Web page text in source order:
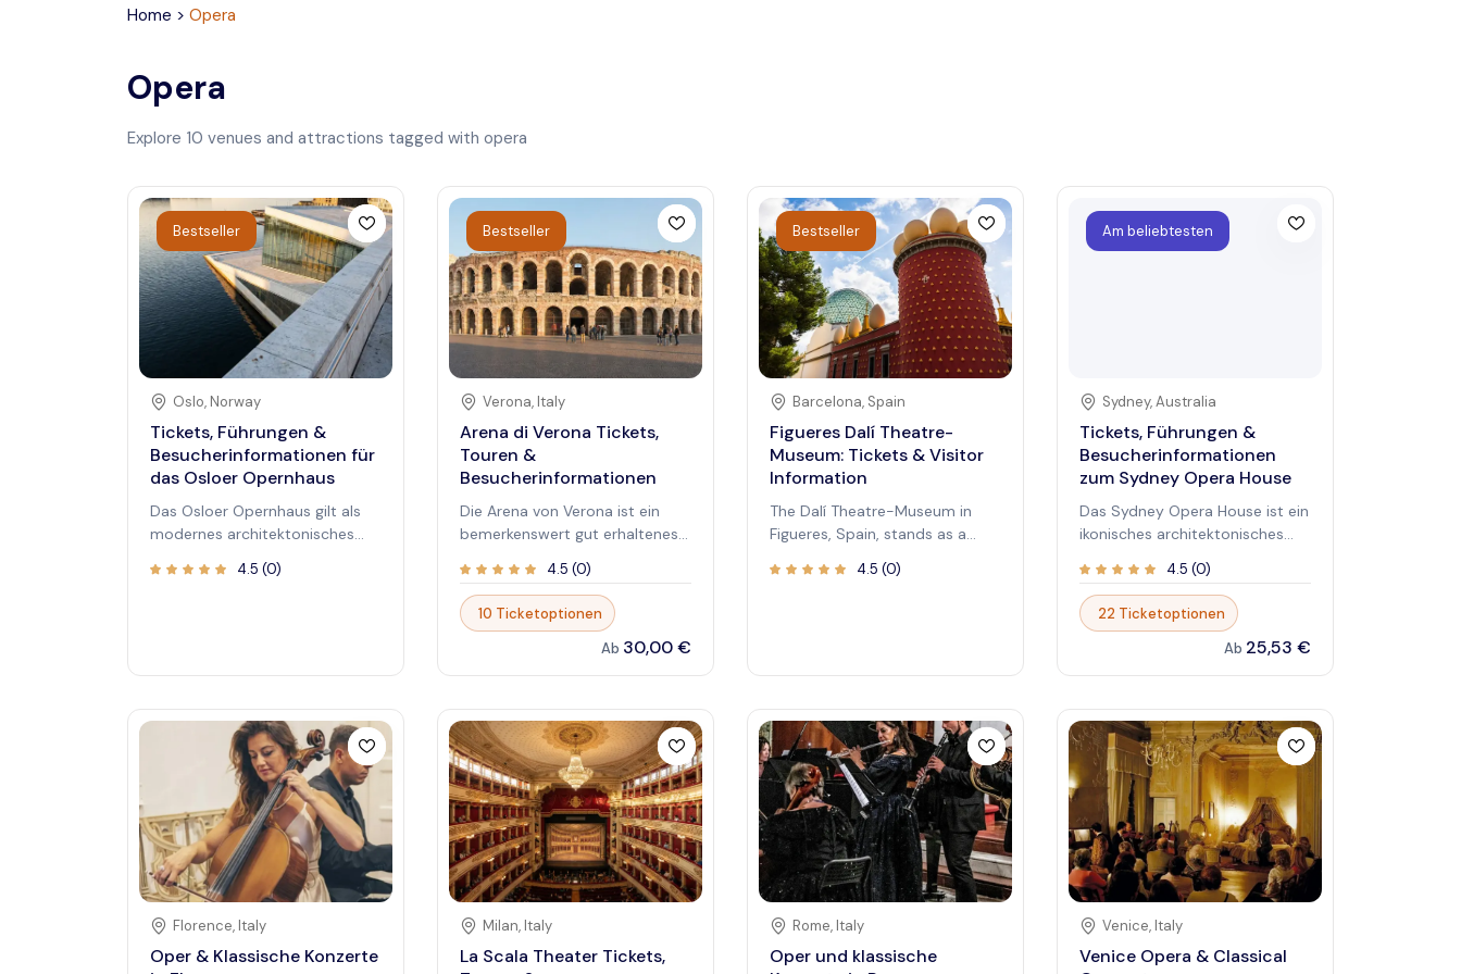
Home > Opera
Opera
Explore 10 venues and attractions tagged with opera
Bestseller
Oslo, Norway
Tickets, Führungen &
Besucherinformationen für
das Osloer Opernhaus
Das Osloer Opernhaus gilt als
modernes architektonisches
norwegischen Hauptstadt. Sein
atemberaubenden
Egal, ob Kunstliebhaber oder
neugieriger Reisender – der
Besuch im Opernhaus verspricht
unvergessliche Momente
inmitten einer
atemberaubenden Umgebung.
Beim Spazieren rund um das
Opernhaus können Sie einen
Panoramablick auf den
Oslofjord und die Skyline der
herrscht eine lebendige
4.5 (0)
Bestseller
Verona, Italy
Arena di Verona Tickets,
Touren &
Besucherinformationen
Die Arena von Verona ist ein
bemerkenswert gut erhaltenes
Herzen von Verona, Italien. Sie
wurde im 1. Jahrhundert n. Chr.
erbaut und ist seit fast
zweitausend Jahren ein
Zentrum der Unterhaltung und
international bekannt für ihre
groß angelegten
Opernaufführungen im Sommer,
die Besucher aus aller Welt
anziehen. Das schiere Ausmaß
des Bauwerks, kombiniert mit
dem emotionalen Gewicht
seiner Geschichte, schafft ein
unvergessliches Erlebnis. Durch
die antiken Bögen zu gehen und
die sich innerhalb seiner Mauern
4.5 (0)
10 Ticketoptionen
Ab 30,00 €
Bestseller
Barcelona, Spain
Figueres Dalí Theatre-
Museum: Tickets & Visitor
Information
The Dalí Theatre-Museum in
Figueres, Spain, stands as a
and work of Salvador Dalí.
ruins of the former Municipal
it is a holistic art experience
designed to immerse visitors in
Dalí's unique world. From the
outside, its eccentric facade,
adorned with giant eggs and
golden figures, hints at the
bizarre and fascinating
collection housed within.
Prepare to explore a world
where reality bends, dreams
Dalí comes to life.
4.5 (0)
Am beliebtesten
Sydney,Australia
Tickets, Führungen &
Besucherinformationen
zum Sydney Opera House
Das Sydney Opera House ist ein
ikonisches architektonisches
erstklassige kulturelle
Veranstaltungsstätte in
Australien. Es beherbergt
weltbekannte Aufführungen,
darunter Oper, Ballet, Theater
Besucher aus aller Welt an. Ob
Sie eine Show besuchen oder
die beeindruckende Struktur
erkunden – dieses Wahrzeichen
bietet eine einzigartige
Mischung aus künstlerischer
Exzellenz und visueller Pracht.
Entdecken Sie die Magie dieses
UNESCO-Weltkulturerbes, wo
innovatives Design auf
trifft. Durch den Gang durch die
4.5 (0)
22 Ticketoptionen
Ab 25,53 €
Florence, Italy
Oper & Klassische Konzerte
Milan, Italy
La Scala Theater Tickets,
Rome, Italy
Oper und klassische
Venice, Italy
Venice Opera & Classical